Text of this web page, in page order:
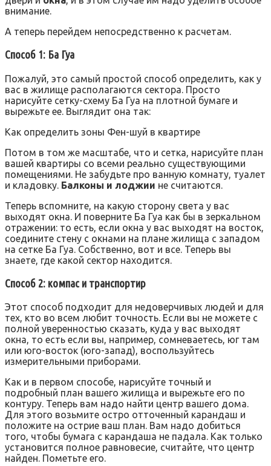
внимание.
А теперь перейдем непосредственно к расчетам.
Способ 1: Ба Гуа
Пожалуй, это самый простой способ определить, как у
вас в жилище располагаются сектора. Просто
нарисуйте сетку-схему Ба Гуа на плотной бумаге и
вырежьте ее. Выглядит она так:
Как определить зоны Фен-шуй в квартире
Потом в том же масштабе, что и сетка, нарисуйте план
вашей квартиры со всеми реально существующими
помещениями. Не забудьте про ванную комнату, туалет
и кладовку. Балконы и лоджии не считаются.
Теперь вспомните, на какую сторону света у вас
выходят окна. И поверните Ба Гуа как бы в зеркальном
отражении: то есть, если окна у вас выходят на восток,
соедините стену с окнами на плане жилища с западом
на сетке Ба Гуа. Собственно, вот и все. Теперь вы
знаете, где какой сектор находится.
Способ 2: компас и транспортир
Этот способ подходит для недоверчивых людей и для
тех, кто во всем любит точность. Если вы не можете с
полной уверенностью сказать, куда у вас выходят
окна, то есть если вы, например, сомневаетесь, юг там
или юго-восток (юго-запад), воспользуйтесь
измерительными приборами.
Как и в первом способе, нарисуйте точный и
подробный план вашего жилища и вырежьте его по
контуру. Теперь вам надо найти центр вашего дома.
Для этого возьмите остро отточенный карандаш и
положите на острие ваш план. Вам надо добиться
того, чтобы бумага с карандаша не падала. Как только
установится полное равновесие, считайте, что центр
найден. Пометьте его.